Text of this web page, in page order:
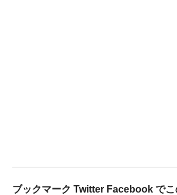
ブックマーク Twitter Facebook で